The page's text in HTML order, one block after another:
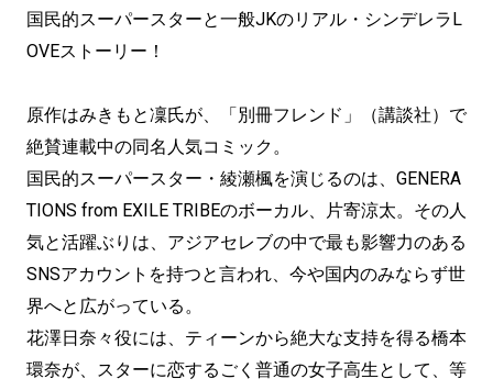
国民的スーパースターと一般JKのリアル・シンデレラL
OVEストーリー！
原作はみきもと凜氏が、「別冊フレンド」（講談社）で
絶賛連載中の同名人気コミック。
国民的スーパースター・綾瀬楓を演じるのは、GENERA
TIONS from EXILE TRIBEのボーカル、片寄涼太。その人
気と活躍ぶりは、アジアセレブの中で最も影響力のある
SNSアカウントを持つと言われ、今や国内のみならず世
界へと広がっている。
花澤日奈々役には、ティーンから絶大な支持を得る橋本
環奈が、スターに恋するごく普通の女子高生として、等